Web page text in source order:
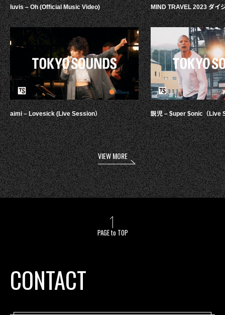
luvis – Oh (Official Music Video)
aimi – Lovesick (Live Session）
MIND TRAVEL 2023 ダイ
鋭児 – $uper $onic（Live
VIEW MORE
PAGE to TOP
CONTACT